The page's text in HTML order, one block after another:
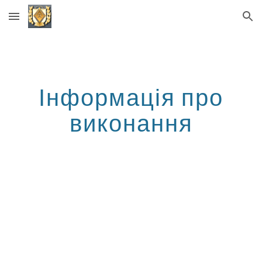
Skip to main content Skip to navigation
Інформація про
виконання